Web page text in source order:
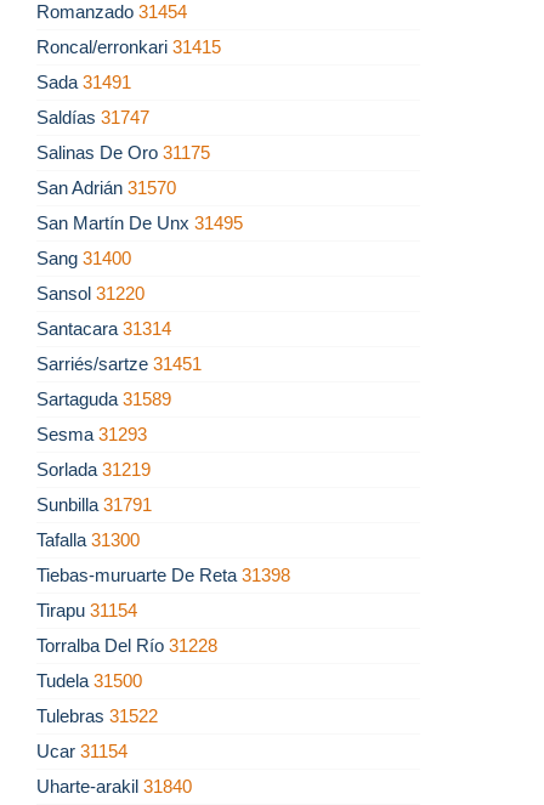
Romanzado 31454
Roncal/erronkari 31415
Sada 31491
Saldías 31747
Salinas De Oro 31175
San Adrián 31570
San Martín De Unx 31495
Sang 31400
Sansol 31220
Santacara 31314
Sarriés/sartze 31451
Sartaguda 31589
Sesma 31293
Sorlada 31219
Sunbilla 31791
Tafalla 31300
Tiebas-muruarte De Reta 31398
Tirapu 31154
Torralba Del Río 31228
Tudela 31500
Tulebras 31522
Ucar 31154
Uharte-arakil 31840